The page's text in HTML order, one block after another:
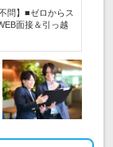
問】■ゼロからス
面接＆引っ越